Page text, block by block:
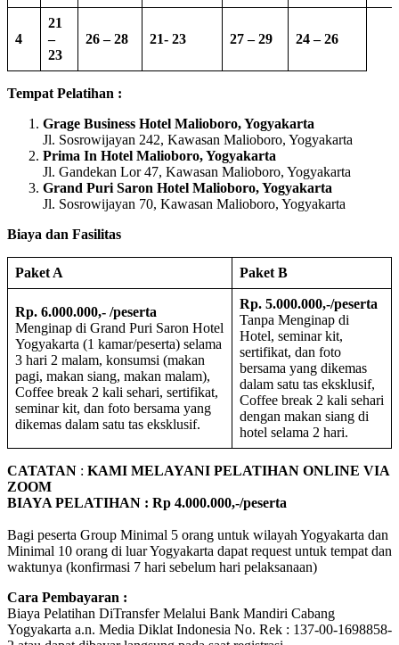
4
21
–
23
26 – 28 21- 23 27 – 29 24 – 26
Tempat Pelatihan :
Grage Business Hotel Malioboro, Yogyakarta
Jl. Sosrowijayan 242, Kawasan Malioboro, Yogyakarta
Prima In Hotel Malioboro, Yogyakarta
Jl. Gandekan Lor 47, Kawasan Malioboro, Yogyakarta
Grand Puri Saron Hotel Malioboro, Yogyakarta
Jl. Sosrowijayan 70, Kawasan Malioboro, Yogyakarta
Biaya dan Fasilitas
Paket A Paket B
Rp. 6.000.000,- /peserta
Menginap di Grand Puri Saron Hotel
Yogyakarta (1 kamar/peserta) selama
3 hari 2 malam, konsumsi (makan
pagi, makan siang, makan malam),
Coffee break 2 kali sehari, sertifikat,
seminar kit, dan foto bersama yang
dikemas dalam satu tas eksklusif.
Rp. 5.000.000,-/peserta
Tanpa Menginap di
Hotel, seminar kit,
sertifikat, dan foto
bersama yang dikemas
dalam satu tas eksklusif,
Coffee break 2 kali sehari
dengan makan siang di
hotel selama 2 hari.
CATATAN : KAMI MELAYANI PELATIHAN ONLINE VIA
ZOOM
BIAYA PELATIHAN : Rp 4.000.000,-/peserta
Bagi peserta Group Minimal 5 orang untuk wilayah Yogyakarta dan
Minimal 10 orang di luar Yogyakarta dapat request untuk tempat dan
waktunya (konfirmasi 7 hari sebelum hari pelaksanaan)
Cara Pembayaran :
Biaya Pelatihan DiTransfer Melalui Bank Mandiri Cabang
Yogyakarta a.n. Media Diklat Indonesia No. Rek : 137-00-1698858-